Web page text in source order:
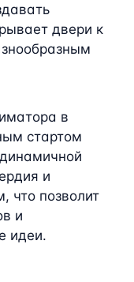
двери к
в
стартом
и
что позволит
и
идеи.